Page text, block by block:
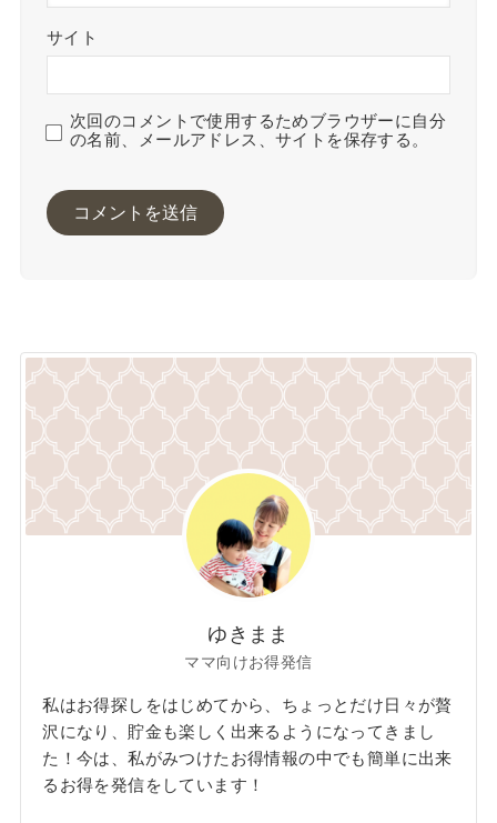
サイト
次回のコメントで使用するためブラウザーに自分
の名前、メールアドレス、サイトを保存する。
ゆきまま
ママ向けお得発信
私はお得探しをはじめてから、ちょっとだけ日々が贅
沢になり、貯金も楽しく出来るようになってきまし
た！今は、私がみつけたお得情報の中でも簡単に出来
るお得を発信をしています！